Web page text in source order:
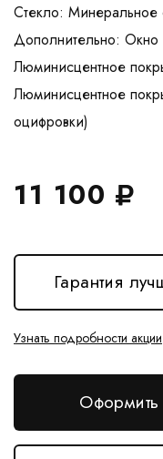
Стекло: Минеральное
Дополнительно: Окно
Люминисцентное
Люминисцентное
11 100
Гарантия
Узнать подробности акции
Оформить